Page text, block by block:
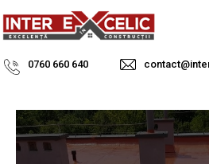
0760 660 640